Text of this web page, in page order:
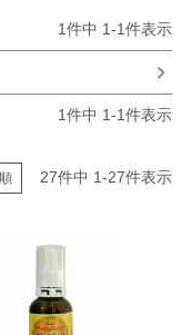
1件中 1-1件表示
1件中 1-1件表示
27件中 1-27件表示